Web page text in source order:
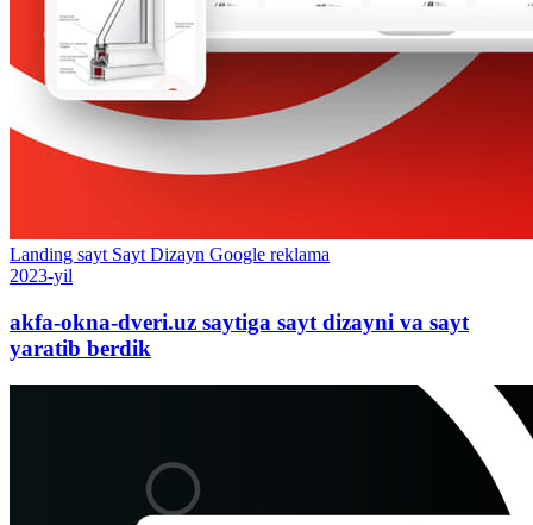
Landing sayt Sayt Dizayn Google reklama
2023-yil
akfa-okna-dveri.uz saytiga sayt dizayni va sayt
yaratib berdik